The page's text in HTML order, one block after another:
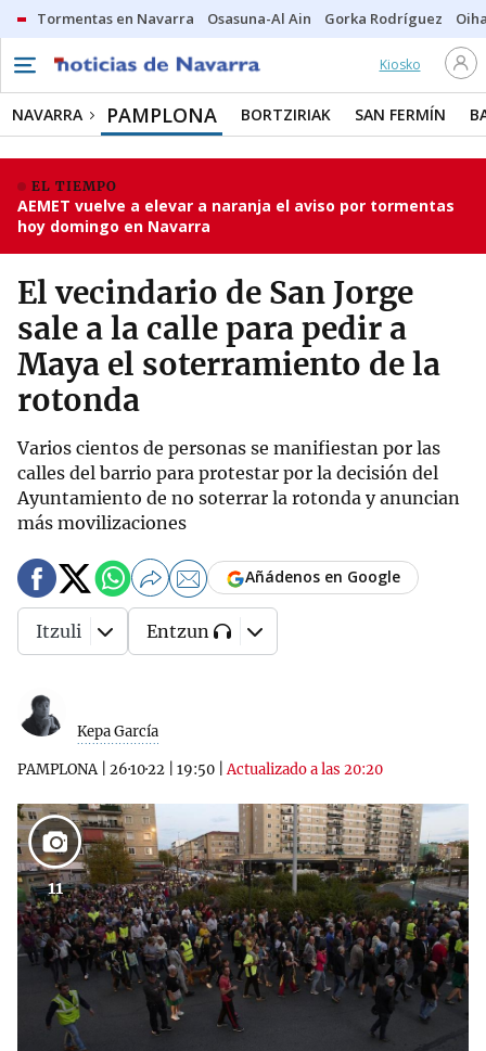
Tormentas en Navarra Osasuna-Al Ain Gorka Rodríguez
Kiosko
NAVARRA PAMPLONA BORTZIRIAK SAN FERMÍN
EL TIEMPO
AEMET vuelve a elevar a naranja el aviso por tormentas
hoy domingo en Navarra
El vecindario de San Jorge
sale a la calle para pedir a
Maya el soterramiento de la
rotonda
Varios cientos de personas se manifiestan por las
calles del barrio para protestar por la decisión del
Ayuntamiento de no soterrar la rotonda y anuncian
más movilizaciones
Kepa García
PAMPLONA| 26·10·22 19:50 |Actualizado a las 20:20
Añádenos en Google
Itzuli Entzun
11